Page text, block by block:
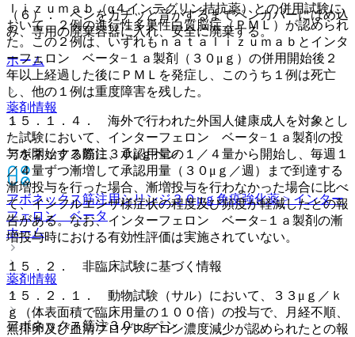
（６）． ペンをカチッと音がするまでペンカバーにはめ込
み、専用の廃棄容器に入れ、安全に廃棄する。
ホーム
薬剤情報
アボネックス筋注３０μｇペン
アボネックス筋注用シリンジ３０μｇ 免疫強化薬 > インター
フェロン ベータ
ホーム
薬剤情報
アボネックス筋注３０μｇペン
ｌｉｚｕｍａｂ（α４インテグリン拮抗薬）との併用試験に
おいて、２例の進行性多巣性白質脳症（ＰＭＬ）が認められ
た。この２例は、いずれもｎａｔａｌｉｚｕｍａｂとインタ
ーフェロン ベータ−１ａ製剤（３０μｇ）の併用開始後２
年以上経過した後にＰＭＬを発症し、このうち１例は死亡
し、他の１例は重度障害を残した。
１５．１．４． 海外で行われた外国人健康成人を対象とし
た試験において、インターフェロン ベータ−１ａ製剤の投
与を開始する際に、承認用量の１／４量から開始し、毎週１
／４量ずつ漸増して承認用量（３０μｇ／週）まで到達する
漸増投与を行った場合、漸増投与を行わなかった場合に比べ
て、インフルエンザ様症状の程度及び頻度が軽減したとの報
告がある。なお、インターフェロン ベータ−１ａ製剤の漸
増投与時における有効性評価は実施されていない。
１５．２． 非臨床試験に基づく情報
１５．２．１． 動物試験（サル）において、３３μｇ／ｋ
ｇ（体表面積で臨床用量の１００倍）の投与で、月経不順、
無排卵及び血清プロゲステロン濃度減少が認められたとの報